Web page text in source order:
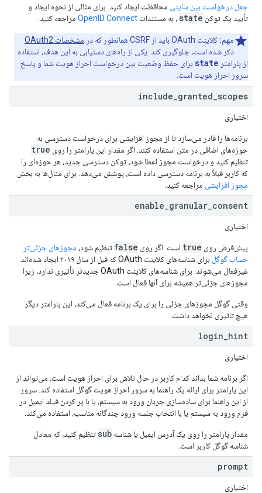
جعل درخواست بین سایتی
محافظت ایجاد کنید. برای مثالی از نحوه ایجاد و
تأیید یک توکن state ، به مستندات OpenID Connect مراجعه کنید.
مهم: کلاینت OAuth باید از CSRF همانطور که در
مشخصات OAuth2
ذکر شده است، جلوگیری کند. یکی از راه‌های دستیابی به این هدف، استفاده
از پارامتر state برای حفظ وضعیت بین درخواست احراز هویت شما و پاسخ
سرور احراز هویت است.
include granted scopes
اختیاری
برنامه‌ها را قادر می‌سازد تا از مجوز افزایشی برای درخواست دسترسی به
حوزه‌های اضافی در متن استفاده کنند. اگر مقدار این پارامتر را روی true
تنظیم کنید و درخواست مجوز اعطا شود، توکن دسترسی جدید، هر حوزه‌ای را
که کاربر قبلاً به برنامه دسترسی داده است، پوشش می‌دهد. برای مثال‌ها به بخش
مجوز افزایشی
مراجعه کنید.
enable granular consent
اختیاری
پیش‌فرض روی true است. اگر روی false تنظیم شود، مجوزهای جزئی‌تر
حساب گوگل
برای شناسه‌های کلاینت OAuth که قبل از سال ۲۰۱۹ ایجاد شده‌اند
غیرفعال می‌شوند. برای شناسه‌های کلاینت OAuth جدیدتر تأثیری ندارد، زیرا
مجوزهای جزئی‌تر همیشه برای آنها فعال است.
وقتی گوگل مجوزهای جزئی را برای یک برنامه فعال می‌کند، این پارامتر دیگر
هیچ تاثیری نخواهد داشت.
login hint
اختیاری
اگر برنامه شما بداند کدام کاربر در حال تلاش برای احراز هویت است، می‌تواند از
این پارامتر برای ارائه یک راهنما به سرور احراز هویت گوگل استفاده کند. سرور
از این راهنما برای ساده‌سازی جریان ورود به سیستم، یا با پر کردن فیلد ایمیل در
فرم ورود به سیستم یا با انتخاب جلسه ورود چندگانه مناسب، استفاده می‌کند.
مقدار پارامتر را روی یک آدرس ایمیل یا شناسه sub تنظیم کنید، که معادل
شناسه گوگل کاربر است.
prompt
اختیاری